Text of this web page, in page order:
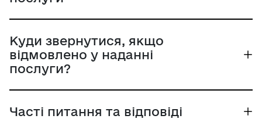
Куди звернутися, якщо
відмовлено у наданні
послуги?
Часті питання та відповіді